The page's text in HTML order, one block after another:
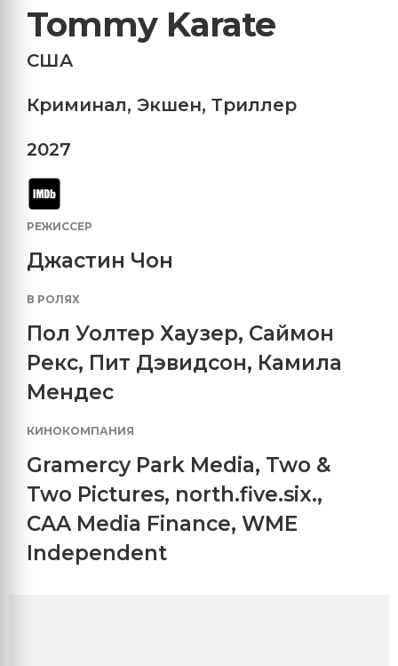
Tommy Karate
США
Криминал, Экшен, Триллер
2027
РЕЖИССЕР
Джастин Чон
В РОЛЯХ
Пол Уолтер Хаузер, Саймон
Рекс, Пит Дэвидсон, Камила
Мендес
КИНОКОМПАНИЯ
Gramercy Park Media, Two &
Two Pictures, north.five.six.,
CAA Media Finance, WME
Independent